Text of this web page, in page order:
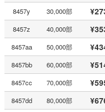
8457y
30,000部
8457z
40,000部
8457aa
50,000部
8457bb
60,000部
8457cc
70,000部
8457dd
80,000部